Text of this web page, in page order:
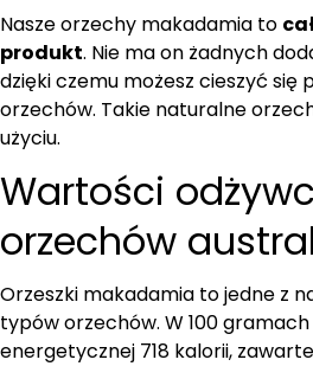
Nasze orzechy makadamia to
produkt. Nie ma on żadnych
dzięki czemu możesz cieszyć się
orzechów. Takie naturalne
użyciu.
Wartości
orzechów
Orzeszki makadamia to jedne z
typów orzechów. W 100
energetycznej 718 kalorii,